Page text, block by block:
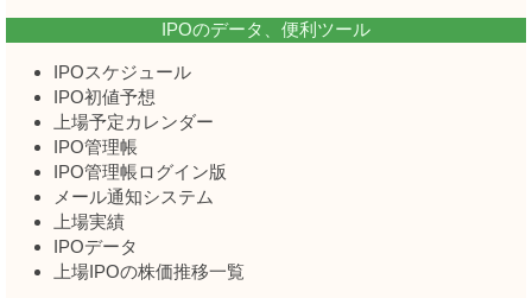
IPOのデータ、便利ツール
IPOスケジュール
IPO初値予想
上場予定カレンダー
IPO管理帳
IPO管理帳ログイン版
メール通知システム
上場実績
IPOデータ
上場IPOの株価推移一覧